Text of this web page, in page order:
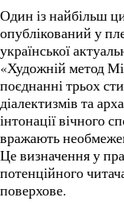
Один із найбільш
опублікований у
української
«Художній метод
поєднанні трьох
діалектизмів та
інтонації вічного
вражають
Це визначення у
потенційного
поверхове.